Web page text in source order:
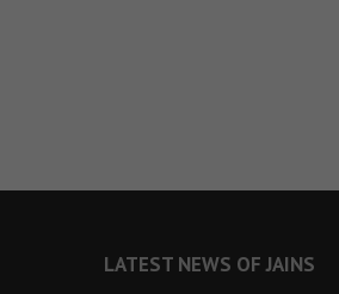
LATEST NEWS OF JAINS